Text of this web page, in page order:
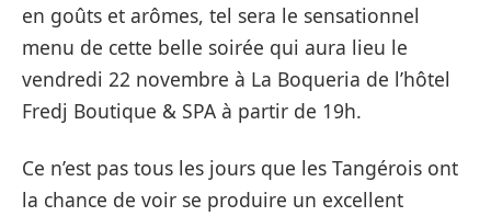
en goûts et arômes, tel sera le sensationnel
menu de cette belle soirée qui aura lieu le
vendredi 22 novembre à La Boqueria de l’hôtel
Fredj Boutique & SPA à partir de 19h.
Ce n’est pas tous les jours que les Tangérois ont
la chance de voir se produire un excellent